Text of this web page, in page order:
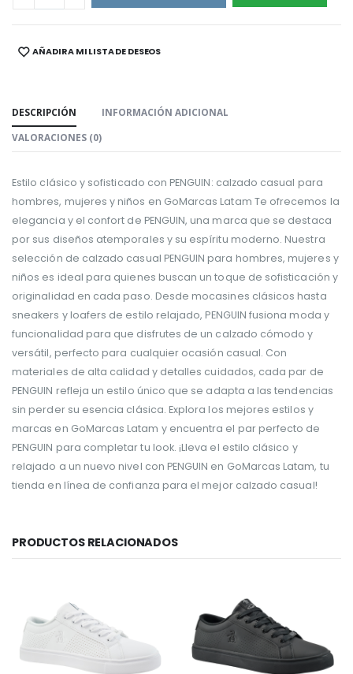
SHARE:AÑADIR A MI LISTA DE DESEOS
DESCRIPCIÓN
INFORMACIÓN ADICIONAL
VALORACIONES (0)
Estilo clásico y sofisticado con PENGUIN: calzado casual para
hombres, mujeres y niños en GoMarcas Latam Te ofrecemos la
elegancia y el confort de PENGUIN, una marca que se destaca
por sus diseños atemporales y su espíritu moderno. Nuestra
selección de calzado casual PENGUIN para hombres, mujeres y
niños es ideal para quienes buscan un toque de sofisticación y
originalidad en cada paso. Desde mocasines clásicos hasta
sneakers y loafers de estilo relajado, PENGUIN fusiona moda y
funcionalidad para que disfrutes de un calzado cómodo y
versátil, perfecto para cualquier ocasión casual. Con
materiales de alta calidad y detalles cuidados, cada par de
PENGUIN refleja un estilo único que se adapta a las tendencias
sin perder su esencia clásica. Explora los mejores estilos y
marcas en GoMarcas Latam y encuentra el par perfecto de
PENGUIN para completar tu look. ¡Lleva el estilo clásico y
relajado a un nuevo nivel con PENGUIN en GoMarcas Latam, tu
tienda en línea de confianza para el mejor calzado casual!
PRODUCTOS RELACIONADOS